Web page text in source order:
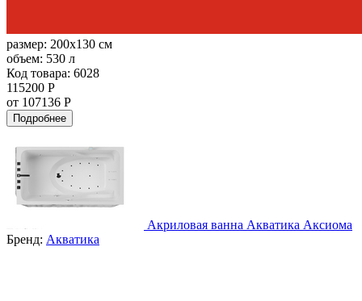
размер: 200x130 см
объем: 530 л
Код товара: 6028
115200 Р
от 107136 Р
Подробнее
Акриловая ванна Акватика Аксиома
Бренд: Акватика